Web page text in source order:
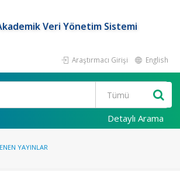
Veri Yönetim Sistemi
Araştırmacı Girişi English
Detaylı Arama
YAYINLAR